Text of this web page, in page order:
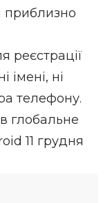
приблизно
реєстрації
імені, ні
телефону.
глобальне
11 грудня